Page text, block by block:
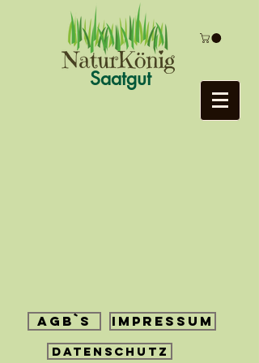
Saatgut
AGB`s Impressum
Datenschutz